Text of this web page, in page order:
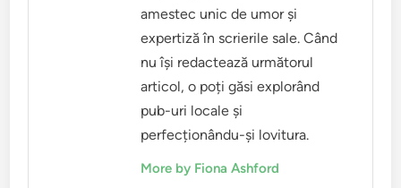
amestec unic de umor și
expertiză în scrierile sale. Când
nu își redactează următorul
articol, o poți găsi explorând
pub-uri locale și
perfecționându-și lovitura.
More by Fiona Ashford